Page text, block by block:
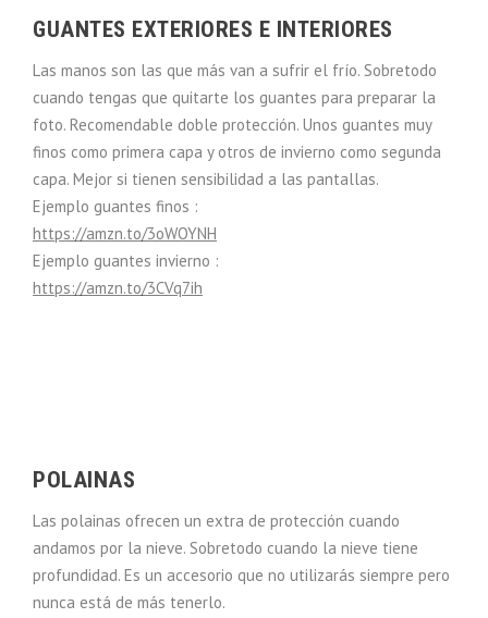
GUANTES EXTERIORES E INTERIORES
Las manos son las que más van a sufrir el frío. Sobretodo
cuando tengas que quitarte los guantes para preparar la
foto. Recomendable doble protección. Unos guantes muy
finos como primera capa y otros de invierno como segunda
capa. Mejor si tienen sensibilidad a las pantallas.
Ejemplo guantes finos :
https://amzn.to/3oWOYNH
Ejemplo guantes invierno :
https://amzn.to/3CVq7ih
POLAINAS
Las polainas ofrecen un extra de protección cuando
andamos por la nieve. Sobretodo cuando la nieve tiene
profundidad. Es un accesorio que no utilizarás siempre pero
nunca está de más tenerlo.